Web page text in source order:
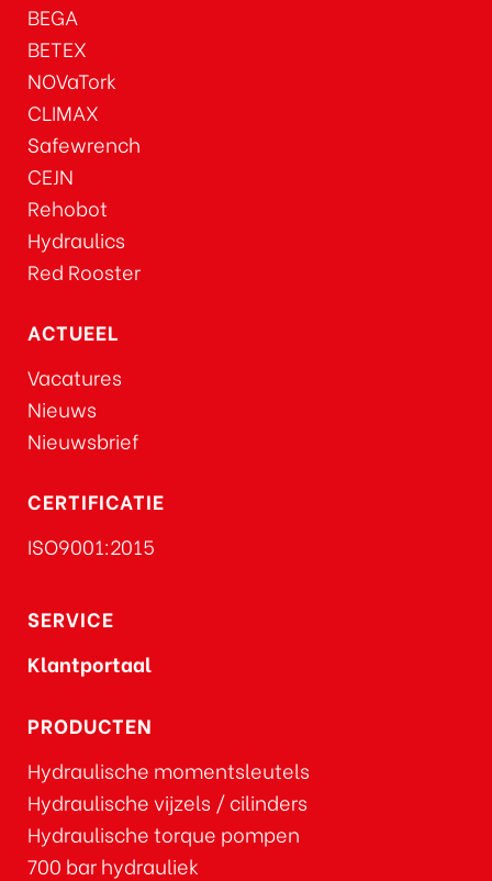
BEGA
BETEX
NOVaTork
CLIMAX
Safewrench
CEJN
Rehobot
Hydraulics
Red Rooster
ACTUEEL
Vacatures
Nieuws
Nieuwsbrief
CERTIFICATIE
ISO9001:2015
SERVICE
Klantportaal
PRODUCTEN
Hydraulische momentsleutels
Hydraulische vijzels / cilinders
Hydraulische torque pompen
700 bar hydrauliek